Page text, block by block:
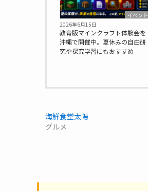
イベント
2026年6月15日
教育版マインクラフト体験会を
沖縄で開催中。夏休みの自由研
究や探究学習にもおすすめ
海鮮食堂太陽
グルメ